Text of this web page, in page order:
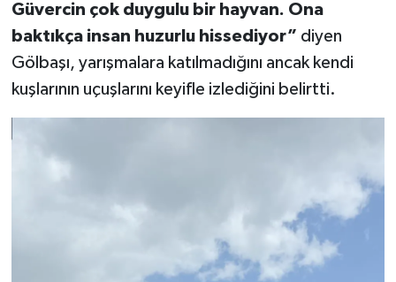
Güvercin çok duygulu bir hayvan. Ona
baktıkça insan huzurlu hissediyor” diyen
Gölbaşı, yarışmalara katılmadığını ancak kendi
kuşlarının uçuşlarını keyifle izlediğini belirtti.